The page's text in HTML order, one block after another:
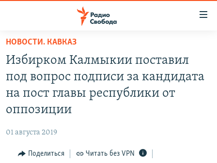
упрощенного
доступа
основному
содержанию
навигации
ПРОГРАММЫ
ПОДКАСТЫ
АВТОРСКИЕ ПРОЕКТЫ
КУЛЬТУРА
IDEL.РЕАЛИИ
НОВОСТИ. КАВКАЗ
Избирком Калмыкии поставил
под вопрос подписи за кандидата
на пост главы республики от
оппозиции
01 августа 2019
Поделиться Читать без VPN